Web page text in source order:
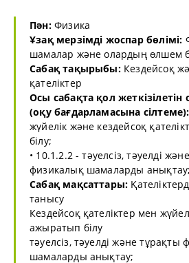
Пән:Физика
Ұзақ мерзімді жоспар бөлімі:
шамалар және олардың өлшем
Сабақ тақырыбы:Кездейсоқ
қателіктер
Осы сабақта қол
(оқу бағдарламасына сілтеме):
жүйелік және кездейсоқ
білу;
• 10.1.2.2 - тәуелсіз, тәуелді
физикалық шамаларды анықтау;
Сабақ мақсаттары:
танысу
Кездейсоқ қателіктер мен
ажыратып білу
тәуелсіз, тәуелді және тұрақты
шамаларды анықтау;